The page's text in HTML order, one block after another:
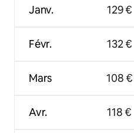
Janv.
Févr.
Mars
Avr.
129 €
132 €
108 €
118 €